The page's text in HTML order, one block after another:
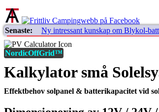
Senaste: Ny intressant kunskap om Blykol-
NordicOffGrid™
Kalkylator små
Effektbehov solpanel & batteri­kapacitet vid